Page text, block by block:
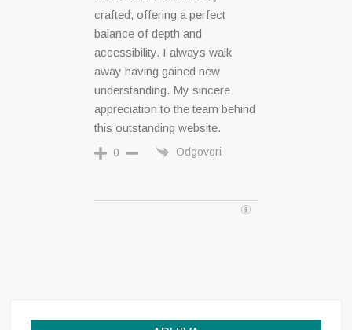
crafted, offering a perfect
balance of depth and
accessibility. I always walk
away having gained new
understanding. My sincere
appreciation to the team behind
this outstanding website.
0 Odgovori